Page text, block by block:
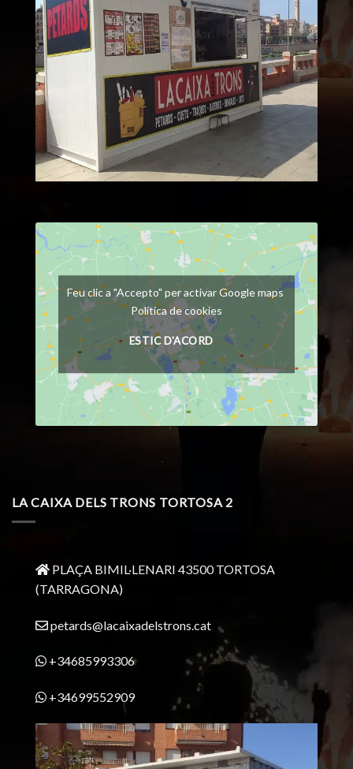
Feu clic a "Accepto" per activar Google maps
Política de cookies
ESTIC D'ACORD
LA CAIXA DELS TRONS TORTOSA 2
PLAÇA BIMIL·LENARI 43500 TORTOSA
(TARRAGONA)
petards@lacaixadelstrons.cat
+34685993306
+34699552909